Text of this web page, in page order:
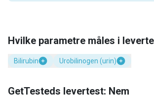
Hvilke parametre måles i
Bilirubin Urobilinogen (urin)
GetTesteds levertest: Nem